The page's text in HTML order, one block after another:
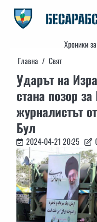
content
Хроники
Главна
Свят
Ударът на
стана позор
журналистът
Бул
2024-04-21 20:25